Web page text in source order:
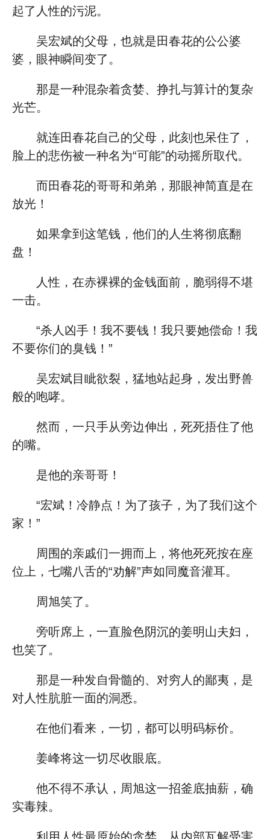
起了人性的污泥。
吴宏斌的父母，也就是田春花的公公婆
婆，眼神瞬间变了。
那是一种混杂着贪婪、挣扎与算计的复杂
光芒。
就连田春花自己的父母，此刻也呆住了，
脸上的悲伤被一种名为“可能”的动摇所取代。
而田春花的哥哥和弟弟，那眼神简直是在
放光！
如果拿到这笔钱，他们的人生将彻底翻
盘！
人性，在赤裸裸的金钱面前，脆弱得不堪
一击。
“杀人凶手！我不要钱！我只要她偿命！我
不要你们的臭钱！”
吴宏斌目眦欲裂，猛地站起身，发出野兽
般的咆哮。
然而，一只手从旁边伸出，死死捂住了他
的嘴。
是他的亲哥哥！
“宏斌！冷静点！为了孩子，为了我们这个
家！”
周围的亲戚们一拥而上，将他死死按在座
位上，七嘴八舌的“劝解”声如同魔音灌耳。
周旭笑了。
旁听席上，一直脸色阴沉的姜明山夫妇，
也笑了。
那是一种发自骨髓的、对穷人的鄙夷，是
对人性肮脏一面的洞悉。
在他们看来，一切，都可以明码标价。
姜峰将这一切尽收眼底。
他不得不承认，周旭这一招釜底抽薪，确
实毒辣。